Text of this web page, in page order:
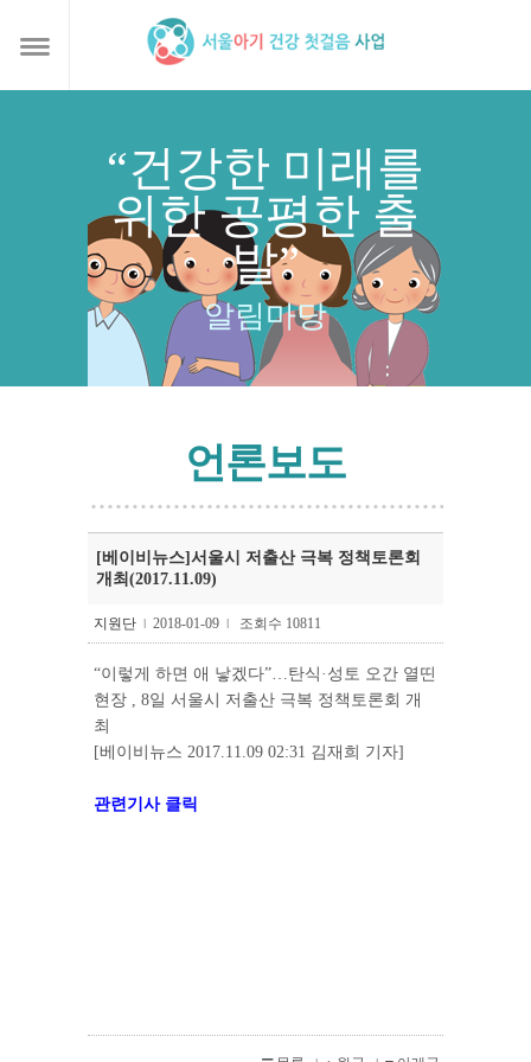
“건강한 미래를
위한 공평한 출
발”
알림마당
언론보도
[베이비뉴스]서울시 저출산 극복 정책토론회
개최(2017.11.09)
지원단 l 2018-01-09 l 조회수 10811
“이렇게 하면 애 낳겠다”…탄식·성토 오간 열띤
현장 , 8일 서울시 저출산 극복 정책토론회 개
최
[베이비뉴스 2017.11.09 02:31 김재희 기자]
관련기사 클릭